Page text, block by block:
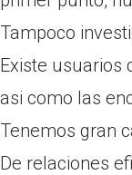
Tampoco
Existe usuarios
asi­ como las
Tenemos gran
De relaciones